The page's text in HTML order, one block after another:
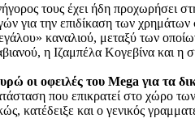
τους έχει ήδη προχωρήσει
για την επιδίκαση των
καναλιού, μεταξύ των
η Ιζαμπέλα Κογεβίνα και η
οι οφειλές του Mega για τα
που επικρατεί στο χώρο
κατέδειξε και ο γενικός